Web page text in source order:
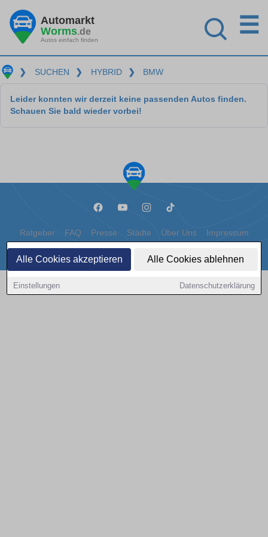
Alle Cookies akzeptieren Alle Cookies ablehnen
Einstellungen Datenschutzerklärung
Automarkt
Worms.de
Autos einfach finden
☰
❯ SUCHEN ❯ HYBRID ❯ BMW
Leider konnten wir derzeit keine passenden Autos finden.
Schauen Sie bald wieder vorbei!
Ratgeber FAQ Presse Städte Über Uns Impressum
Datenschutz Cookies
Copyright © 2000 - 2026 | 1A Infosysteme GmbH | Content by: 1a-sites-autos